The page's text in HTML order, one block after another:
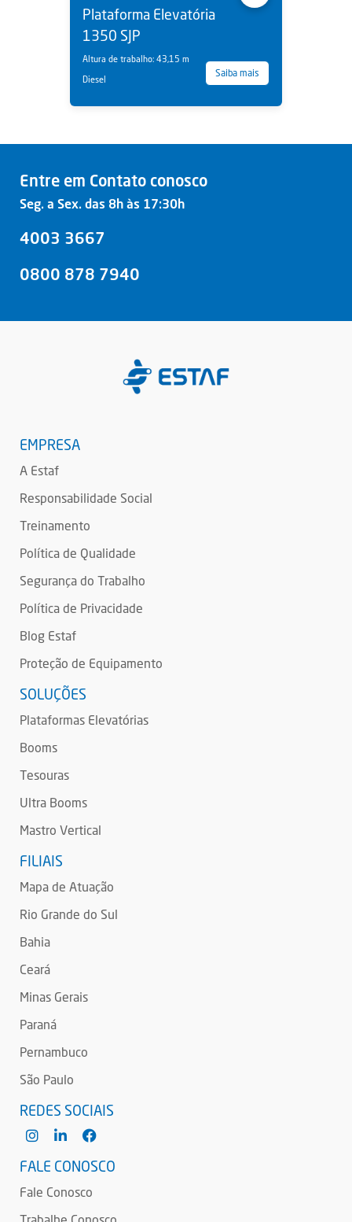
Plataforma Elevatória
1350 SJP
Altura de trabalho: 43,15 m
Diesel
Saiba mais
Entre em Contato conosco
Seg. a Sex. das 8h às 17:30h
4003 3667
0800 878 7940
EMPRESA
A Estaf
Responsabilidade Social
Treinamento
Política de Qualidade
Segurança do Trabalho
Política de Privacidade
Blog Estaf
Proteção de Equipamento
SOLUÇÕES
Plataformas Elevatórias
Booms
Tesouras
Ultra Booms
Mastro Vertical
FILIAIS
Mapa de Atuação
Rio Grande do Sul
Bahia
Ceará
Minas Gerais
Paraná
Pernambuco
São Paulo
REDES SOCIAIS
FALE CONOSCO
Fale Conosco